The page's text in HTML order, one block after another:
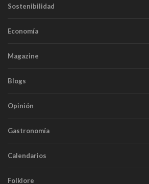
Sostenibilidad
Economía
Magazine
Blogs
Opinión
Gastronomía
Calendarios
Folklore